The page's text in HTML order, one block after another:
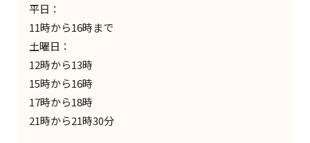
平日：
11時から16時まで
土曜日：
12時から13時
15時から16時
17時から18時
21時から21時30分